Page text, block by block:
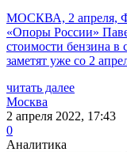
МОСКВА, 2 апреля,
«Опоры России»
стоимости бензина в
заметят уже со 2
читать далее
Москва
2 апреля 2022, 17:43
0
Аналитика